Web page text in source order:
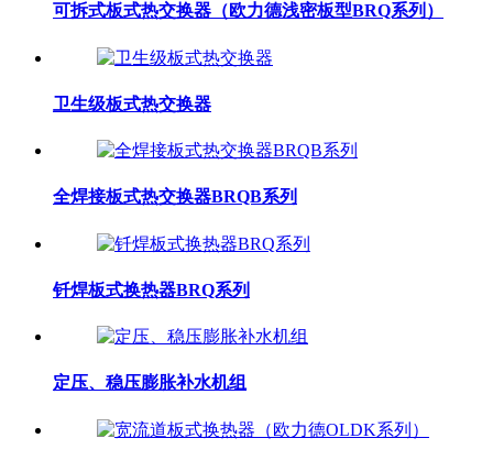
可拆式板式热交换器（欧力德浅密板型BRQ系列）
卫生级板式热交换器
全焊接板式热交换器BRQB系列
钎焊板式换热器BRQ系列
定压、稳压膨胀补水机组